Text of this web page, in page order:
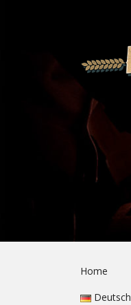
Home
Deutsch